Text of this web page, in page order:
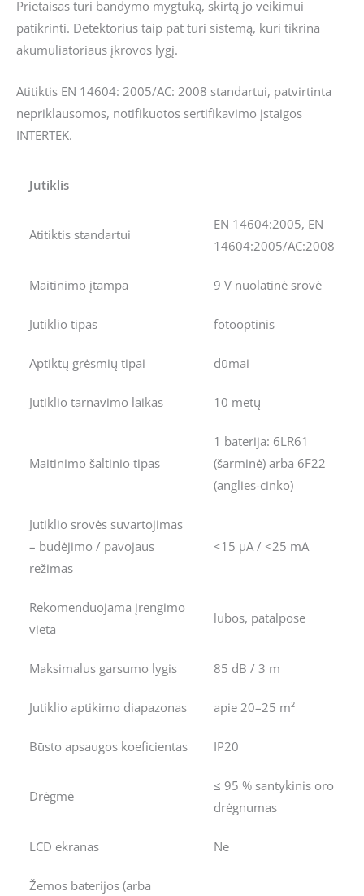
Prietaisas turi bandymo mygtuką, skirtą jo veikimui
patikrinti. Detektorius taip pat turi sistemą, kuri tikrina
akumuliatoriaus įkrovos lygį.
Atitiktis EN 14604: 2005/AC: 2008 standartui, patvirtinta
nepriklausomos, notifikuotos sertifikavimo įstaigos
INTERTEK.
Jutiklis
Atitiktis standartui
EN 14604:2005, EN
14604:2005/AC:2008
Maitinimo įtampa 9 V nuolatinė srovė
Jutiklio tipas fotooptinis
Aptiktų grėsmių tipai dūmai
Jutiklio tarnavimo laikas 10 metų
Maitinimo šaltinio tipas
1 baterija: 6LR61
(šarminė) arba 6F22
(anglies-cinko)
Jutiklio srovės suvartojimas
– budėjimo / pavojaus
režimas
<15 μA / <25 mA
Rekomenduojama įrengimo
vieta
lubos, patalpose
Maksimalus garsumo lygis 85 dB / 3 m
Jutiklio aptikimo diapazonas apie 20–25 m²
Būsto apsaugos koeficientas IP20
Drėgmė
≤ 95 % santykinis oro
drėgnumas
LCD ekranas Ne
Žemos baterijos (arba